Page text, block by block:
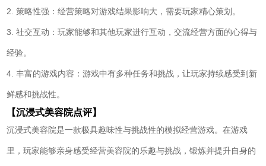
2. 策略性强：经营策略对游戏结果影响大，需要玩家精心策划。
3. 社交互动：玩家能够和其他玩家进行互动，交流经营方面的心得与
经验。
4. 丰富的游戏内容：游戏中有多种任务和挑战，让玩家持续感受到新
鲜感和挑战性。
【沉浸式美容院点评】
沉浸式美容院是一款极具趣味性与挑战性的模拟经营游戏。在游戏
里，玩家能够亲身感受经营美容院的乐趣与挑战，锻炼并提升自身的